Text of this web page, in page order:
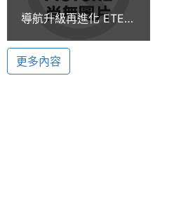
能，以 X500 來說，在 GPS 導航
「旅遊景點導航」功能，不過
了「相片導航」與「二維條碼導
四處旅遊玩樂的消費者來說，實
話時間
最大待
機時間
7.08 天
導航升級再進化 ETEN
更多內容